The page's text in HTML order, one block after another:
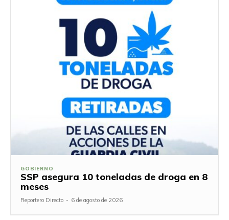
GOBIERNO
SSP asegura 10 toneladas de droga en 8
meses
Reportero Directo - 6 de agosto de 2026